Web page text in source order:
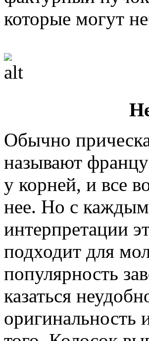
которые могут
Обычно
называют
у корней, и все
нее. Но с
интерпретации
подходит для
популярность
казаться
оригинальность